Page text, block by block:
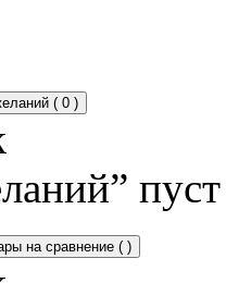
( 0 )
пуст
на сравнение ( )